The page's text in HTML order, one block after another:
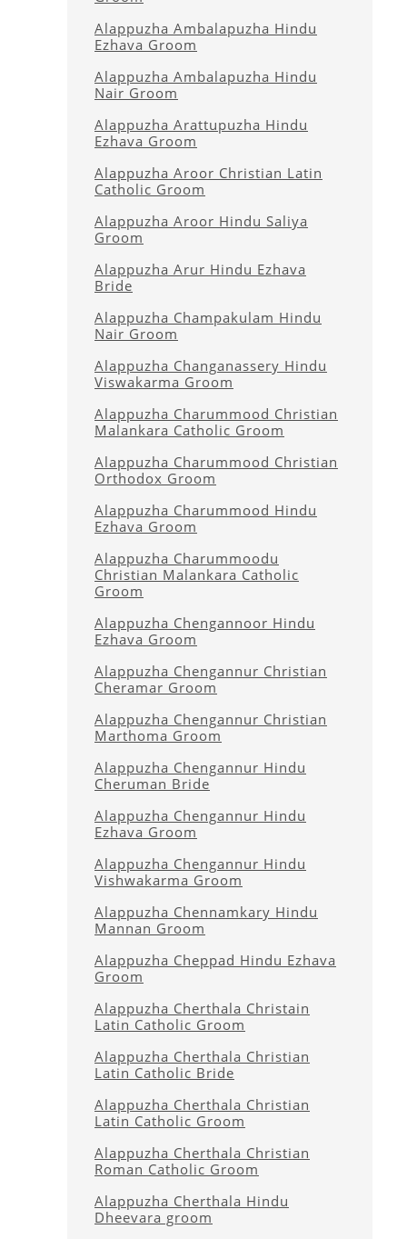
Alappuzha Ambalapuzha Hindu
Ezhava Groom
Alappuzha Ambalapuzha Hindu
Nair Groom
Alappuzha Arattupuzha Hindu
Ezhava Groom
Alappuzha Aroor Christian Latin
Catholic Groom
Alappuzha Aroor Hindu Saliya
Groom
Alappuzha Arur Hindu Ezhava
Bride
Alappuzha Champakulam Hindu
Nair Groom
Alappuzha Changanassery Hindu
Viswakarma Groom
Alappuzha Charummood Christian
Malankara Catholic Groom
Alappuzha Charummood Christian
Orthodox Groom
Alappuzha Charummood Hindu
Ezhava Groom
Alappuzha Charummoodu
Christian Malankara Catholic
Groom
Alappuzha Chengannoor Hindu
Ezhava Groom
Alappuzha Chengannur Christian
Cheramar Groom
Alappuzha Chengannur Christian
Marthoma Groom
Alappuzha Chengannur Hindu
Cheruman Bride
Alappuzha Chengannur Hindu
Ezhava Groom
Alappuzha Chengannur Hindu
Vishwakarma Groom
Alappuzha Chennamkary Hindu
Mannan Groom
Alappuzha Cheppad Hindu Ezhava
Groom
Alappuzha Cherthala Christain
Latin Catholic Groom
Alappuzha Cherthala Christian
Latin Catholic Bride
Alappuzha Cherthala Christian
Latin Catholic Groom
Alappuzha Cherthala Christian
Roman Catholic Groom
Alappuzha Cherthala Hindu
Dheevara groom